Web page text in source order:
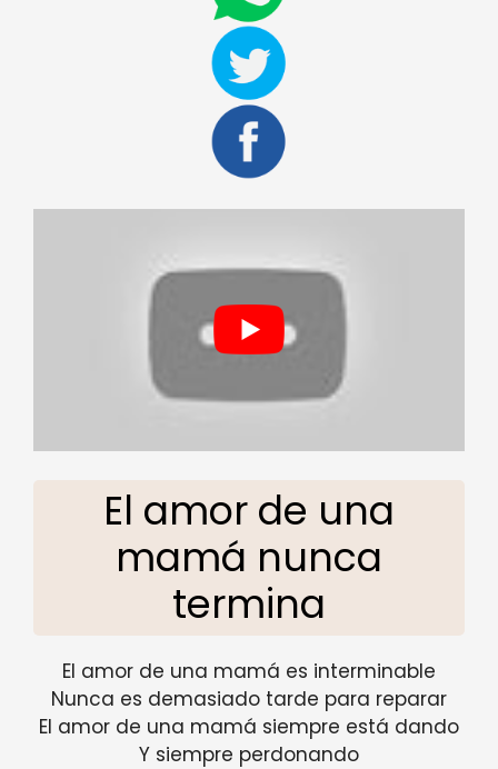
El amor de una
mamá nunca
termina
El amor de una mamá es interminable
Nunca es demasiado tarde para reparar
El amor de una mamá siempre está dando
Y siempre perdonando